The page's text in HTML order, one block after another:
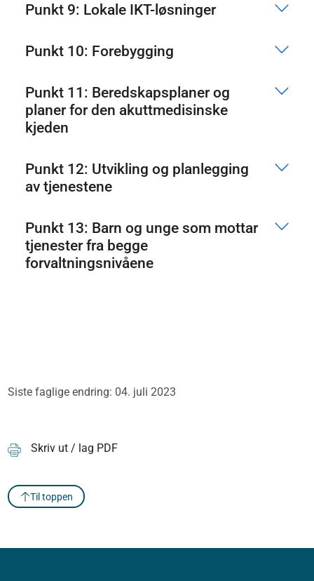
Punkt 9: Lokale IKT-løsninger
Punkt 10: Forebygging
Punkt 11: Beredskapsplaner og
planer for den akuttmedisinske
kjeden
Punkt 12: Utvikling og planlegging
av tjenestene
Punkt 13: Barn og unge som mottar
tjenester fra begge
forvaltningsnivåene
Siste faglige endring: 04. juli 2023
Skriv ut / lag PDF
Til toppen